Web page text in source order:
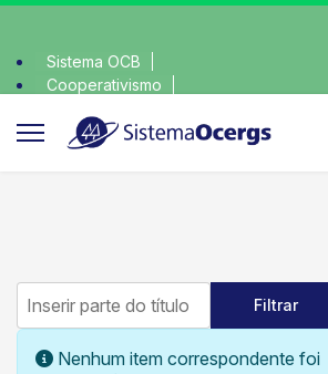
Sistema OCB
Cooperativismo
Inserir parte do título
Filtrar
Informação
Nenhum item correspondente foi